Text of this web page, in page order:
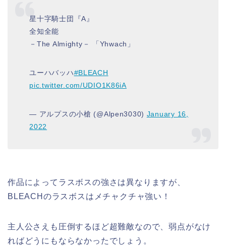
星十字騎士団『A』
全知全能
－The Almighty－ 「Yhwach」
ユーハバッハ#BLEACH
pic.twitter.com/UDIO1K86iA
— アルプスの小槍 (@Alpen3030) January 16,
2022
作品によってラスボスの強さは異なりますが、
BLEACHのラスボスはメチャクチャ強い！
主人公さえも圧倒するほど超難敵なので、弱点がなけ
ればどうにもならなかったでしょう。